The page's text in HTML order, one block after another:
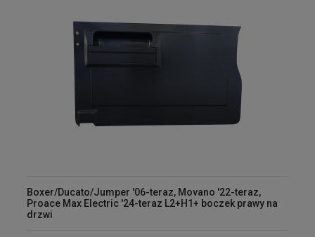
Boxer/Ducato/Jumper '06-teraz, Movano '22-teraz,
Proace Max Electric '24-teraz L2+H1+ boczek prawy na
drzwi